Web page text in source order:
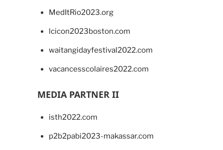
MedItRio2023.org
lcicon2023boston.com
waitangidayfestival2022.com
vacancesscolaires2022.com
MEDIA PARTNER II
isth2022.com
p2b2pabi2023-makassar.com